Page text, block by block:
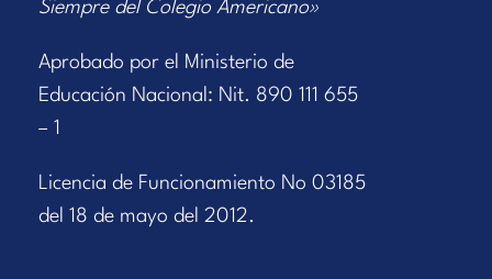
Siempre del Colegio Americano»
Aprobado por el Ministerio de
Educación Nacional: Nit. 890 111 655
– 1
Licencia de Funcionamiento No 03185
del 18 de mayo del 2012.